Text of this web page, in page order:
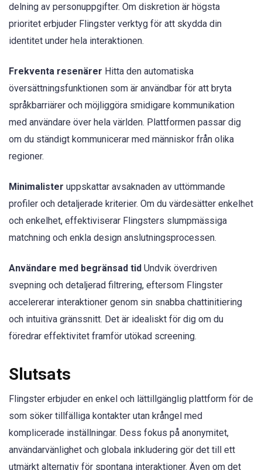
delning av personuppgifter. Om diskretion är högsta
prioritet erbjuder Flingster verktyg för att skydda din
identitet under hela interaktionen.
Frekventa resenärer Hitta den automatiska
översättningsfunktionen som är användbar för att bryta
språkbarriärer och möjliggöra smidigare kommunikation
med användare över hela världen. Plattformen passar dig
om du ständigt kommunicerar med människor från olika
regioner.
Minimalister uppskattar avsaknaden av uttömmande
profiler och detaljerade kriterier. Om du värdesätter enkelhet
och enkelhet, effektiviserar Flingsters slumpmässiga
matchning och enkla design anslutningsprocessen.
Användare med begränsad tid Undvik överdriven
svepning och detaljerad filtrering, eftersom Flingster
accelererar interaktioner genom sin snabba chattinitiering
och intuitiva gränssnitt. Det är idealiskt för dig om du
föredrar effektivitet framför utökad screening.
Slutsats
Flingster erbjuder en enkel och lättillgänglig plattform för de
som söker tillfälliga kontakter utan krångel med
komplicerade inställningar. Dess fokus på anonymitet,
användarvänlighet och globala inkludering gör det till ett
utmärkt alternativ för spontana interaktioner. Även om det